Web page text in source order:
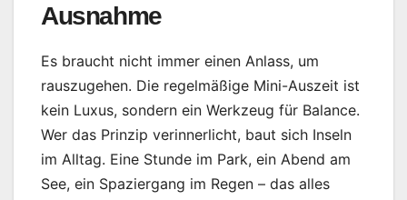
Ausnahme
Es braucht nicht immer einen Anlass, um
rauszugehen. Die regelmäßige Mini-Auszeit ist
kein Luxus, sondern ein Werkzeug für Balance.
Wer das Prinzip verinnerlicht, baut sich Inseln
im Alltag. Eine Stunde im Park, ein Abend am
See, ein Spaziergang im Regen – das alles